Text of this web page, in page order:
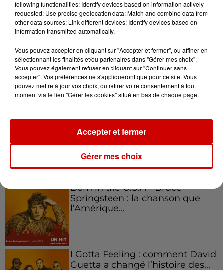
Podcasts
Kelly Massol, figure
emblématique de
l'entrepreneuriat féminin
Aménager un school bus au
Canada et accueillir les bleus à
Born in the U.S.A - Bruce
Springsteen : la chanson que
l’Amérique...
I Gotta Feeling : comment David
Guetta a changé l’histoire des...
following functionalities: Identify devices based on information actively
requested; Use precise geolocation data; Match and combine data from
other data sources; Link different devices; Identify devices based on
information transmitted automatically.
Vous pouvez accepter en cliquant sur "Accepter et fermer", ou affiner en
sélectionnant les finalités et/ou partenaires dans "Gérer mes choix".
Vous pouvez également refuser en cliquant sur "Continuer sans
accepter". Vos préférences ne s'appliqueront que pour ce site. Vous
pouvez mettre à jour vos choix, ou retirer votre consentement à tout
moment via le lien "Gérer les cookies" situé en bas de chaque page.
Gérer mes choix
Accepter et fermer